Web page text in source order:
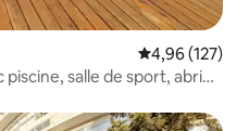
Évaluation
4,96 (127)
salle de sport, abri